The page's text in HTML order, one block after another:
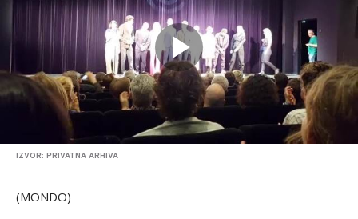
IZVOR: PRIVATNA ARHIVA
(MONDO)